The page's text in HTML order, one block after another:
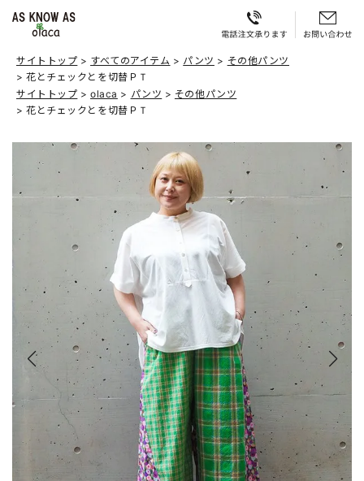
サイトトップ すべてのアイテム パンツ
その他パンツ
花とチェックとを切替ＰＴ
サイトトップ
olaca パンツ
その他パンツ
花とチェックとを切替ＰＴ